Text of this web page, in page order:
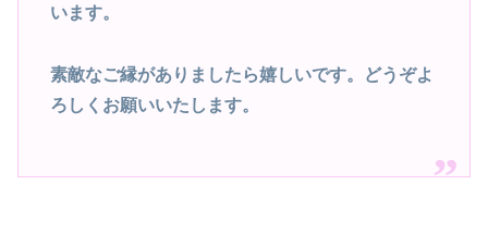
います。
素敵なご縁がありましたら嬉しいです。どうぞよ
ろしくお願いいたします。